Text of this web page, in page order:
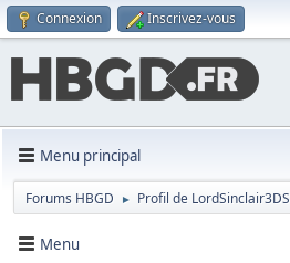
Connexion Inscrivez-vous
Menu principal
Forums HBGD ► Profil de LordSinclair3DS
Menu